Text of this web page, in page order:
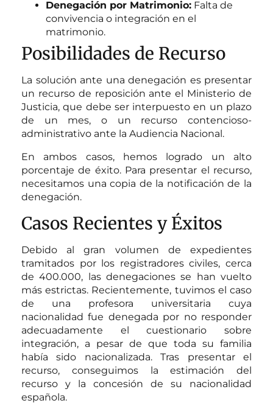
Denegación por Matrimonio: Falta de
convivencia o integración en el
matrimonio.
Posibilidades de Recurso
La solución ante una denegación es presentar
un recurso de reposición ante el Ministerio de
Justicia, que debe ser interpuesto en un plazo
de un mes, o un recurso contencioso-
administrativo ante la Audiencia Nacional.
En ambos casos, hemos logrado un alto
porcentaje de éxito. Para presentar el recurso,
necesitamos una copia de la notificación de la
denegación.
Casos Recientes y Éxitos
Debido al gran volumen de expedientes
tramitados por los registradores civiles, cerca
de 400.000, las denegaciones se han vuelto
más estrictas. Recientemente, tuvimos el caso
de una profesora universitaria cuya
nacionalidad fue denegada por no responder
adecuadamente el cuestionario sobre
integración, a pesar de que toda su familia
había sido nacionalizada. Tras presentar el
recurso, conseguimos la estimación del
recurso y la concesión de su nacionalidad
española.